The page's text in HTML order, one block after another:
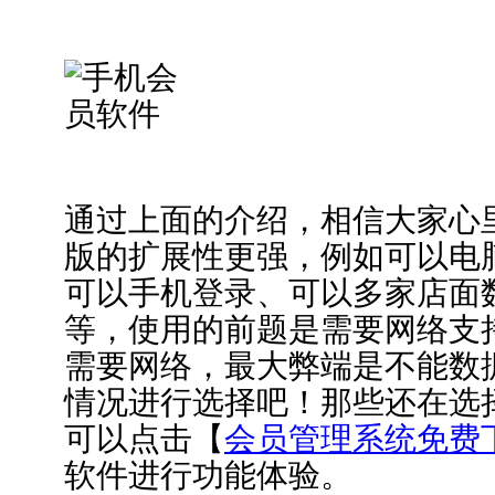
通过上面的介绍，相信大家
版的扩展性更强，例如可以
可以手机登录、可以多家店
等，使用的前题是需要网络
需要网络，最大弊端是不能
情况进行选择吧！那些还在
可以点击【会员管理系统免费
软件进行功能体验。